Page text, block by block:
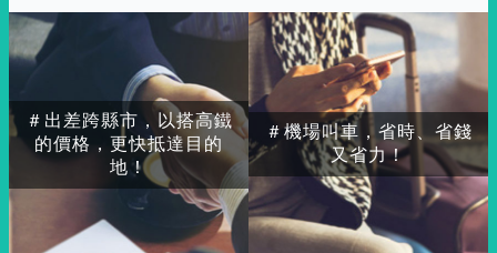
＃出差跨縣市，以搭高鐵
的價格，更快抵達目的
地！
＃機場叫車，省時、省錢
又省力！